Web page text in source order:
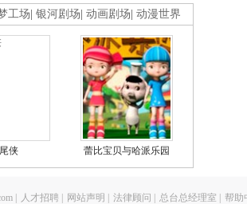
工场 银河剧场 动画剧场 动漫世界
侠 蕾比宝贝与哈派乐园
人才招聘 网站声明 法律顾问 总台总经理室 帮助